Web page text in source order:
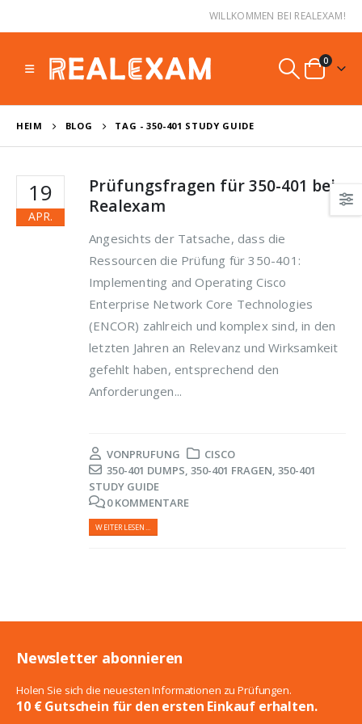
WILLKOMMEN BEI REALEXAM!
0
HEIM BLOG TAG -350-401 STUDY GUIDE
19
APR.
Prüfungsfragen für 350-401 bei
Realexam
Angesichts der Tatsache, dass die
Ressourcen die Prüfung für 350-401:
Implementing and Operating Cisco
Enterprise Network Core Technologies
(ENCOR) zahlreich und komplex sind, in den
letzten Jahren an Relevanz und Wirksamkeit
gefehlt haben, entsprechend den
Anforderungen...
VONPRUFUNG
CISCO
350-401 DUMPS, 350-401 FRAGEN, 350-401
STUDY GUIDE
0 KOMMENTARE
WEITERLESEN...
Newsletter abonnieren
Holen Sie sich die neuesten Informationen zu Prüfungen.
10 € Gutschein für den ersten Einkauf erhalten.